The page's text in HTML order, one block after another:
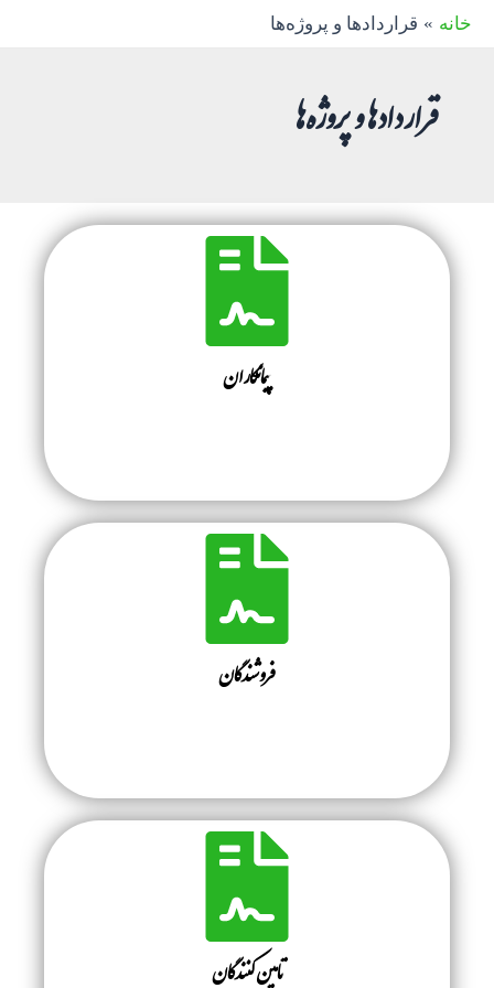
پرشخانه قراردادها و پروژه‌ها
قراردادها و پروژه‌ها
پیمانکاران
فروشندگان